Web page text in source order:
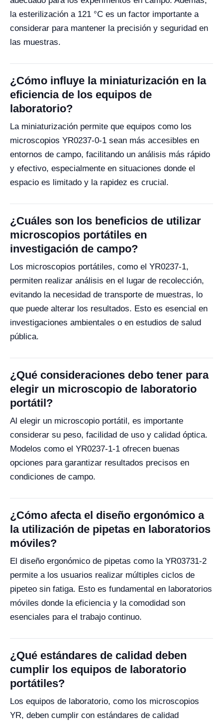
la esterilización a 121 °C es un factor importante a
considerar para mantener la precisión y seguridad en
las muestras.
¿Cómo influye la miniaturización en la
eficiencia de los equipos de
laboratorio?
La miniaturización permite que equipos como los
microscopios YR0237-0-1 sean más accesibles en
entornos de campo, facilitando un análisis más rápido
y efectivo, especialmente en situaciones donde el
espacio es limitado y la rapidez es crucial.
¿Cuáles son los beneficios de utilizar
microscopios portátiles en
investigación de campo?
Los microscopios portátiles, como el YR0237-1,
permiten realizar análisis en el lugar de recolección,
evitando la necesidad de transporte de muestras, lo
que puede alterar los resultados. Esto es esencial en
investigaciones ambientales o en estudios de salud
pública.
¿Qué consideraciones debo tener para
elegir un microscopio de laboratorio
portátil?
Al elegir un microscopio portátil, es importante
considerar su peso, facilidad de uso y calidad óptica.
Modelos como el YR0237-1-1 ofrecen buenas
opciones para garantizar resultados precisos en
condiciones de campo.
¿Cómo afecta el diseño ergonómico a
la utilización de pipetas en laboratorios
móviles?
El diseño ergonómico de pipetas como la YR03731-2
permite a los usuarios realizar múltiples ciclos de
pipeteo sin fatiga. Esto es fundamental en laboratorios
móviles donde la eficiencia y la comodidad son
esenciales para el trabajo continuo.
¿Qué estándares de calidad deben
cumplir los equipos de laboratorio
portátiles?
Los equipos de laboratorio, como los microscopios
YR, deben cumplir con estándares de calidad